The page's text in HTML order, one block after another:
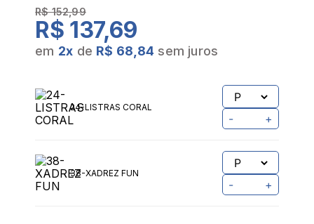
R$ 152,99
R$ 137,69
em 2x de R$ 68,84 sem juros
24-LISTRAS CORAL
- +
38-XADREZ FUN
- +